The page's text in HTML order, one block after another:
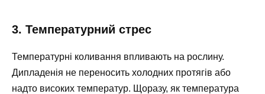
3. Температурний стрес
Температурні коливання впливають на рослину.
Дипладенія не переносить холодних протягів або
надто високих температур. Щоразу, як температура